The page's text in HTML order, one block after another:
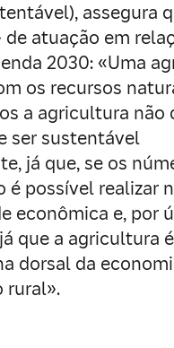
assegura
atuação em
2030: «Uma
os recursos
a agricultura não
ser sustentável
já que, se os
é possível realizar
econômica e, por
que a agricultura
dorsal da
rural».